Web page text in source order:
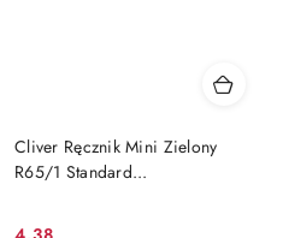
Cliver Ręcznik Mini Zielony
R65/1 Standard...